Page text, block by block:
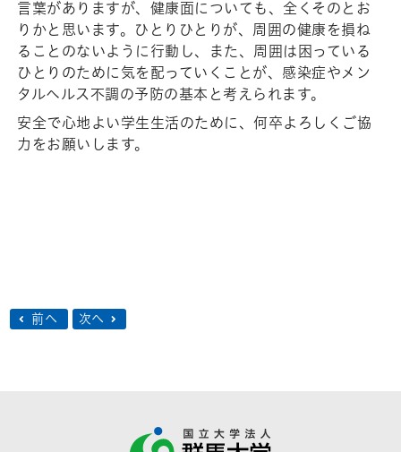
⾔葉がありますが、健康⾯についても、全くそのとお
りかと思います。ひとりひとりが、周囲の健康を損ね
ることのないように⾏動し、また、周囲は困っている
ひとりのために気を配っていくことが、感染症やメン
タルヘルス不調の予防の基本と考えられます。
安全で⼼地よい学⽣⽣活のために、何卒よろしくご協
⼒をお願いします。
前へ 次へ